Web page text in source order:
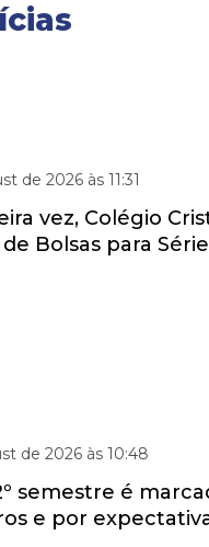
de 2026 às 11:31
vez, Colégio
Bolsas para
de 2026 às 10:48
semestre é
e por